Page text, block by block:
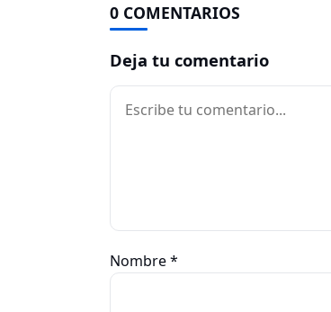
0 COMENTARIOS
Deja tu comentario
Comentario
Nombre*